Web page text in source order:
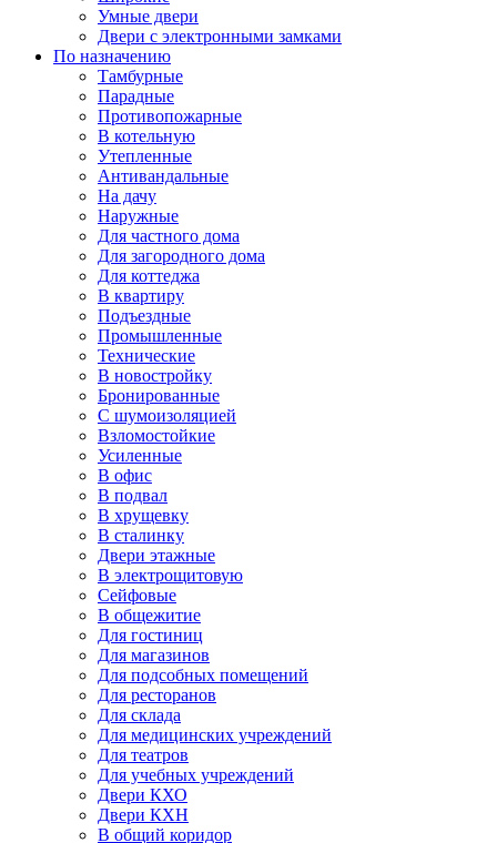
Умные двери
Двери с электронными замками
По назначению
Тамбурные
Парадные
Противопожарные
В котельную
Утепленные
Антивандальные
На дачу
Наружные
Для частного дома
Для загородного дома
Для коттеджа
В квартиру
Подъездные
Промышленные
Технические
В новостройку
Бронированные
С шумоизоляцией
Взломостойкие
Усиленные
В офис
В подвал
В хрущевку
В сталинку
Двери этажные
В электрощитовую
Сейфовые
В общежитие
Для гостиниц
Для магазинов
Для подсобных помещений
Для ресторанов
Для склада
Для медицинских учреждений
Для театров
Для учебных учреждений
Двери КХО
Двери КХН
В общий коридор